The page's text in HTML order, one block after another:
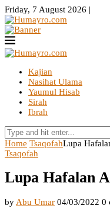
Friday, 7 August 2026 |
Kajian
Nasihat Ulama
Yaumul Hisab
Sirah
Ibrah
Home TsaqofahLupa
Tsaqofah
Lupa Hafalan
by Abu Umar 04/03/2022 0